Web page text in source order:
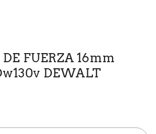
FUERZA 16mm
DEWALT